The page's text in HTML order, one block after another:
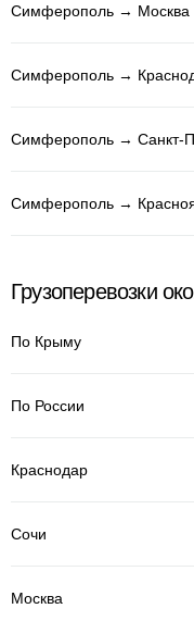
Симферополь → Москва
Симферополь →
Симферополь → Санкт-
Симферополь →
Грузоперевозки
По Крыму
По России
Краснодар
Сочи
Москва